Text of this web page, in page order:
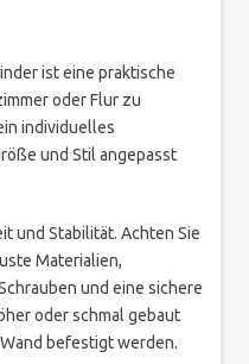
ist eine praktische
oder Flur zu
individuelles
und Stil angepasst
und Stabilität. Achten Sie
Materialien,
und eine sichere
oder schmal gebaut
befestigt werden.